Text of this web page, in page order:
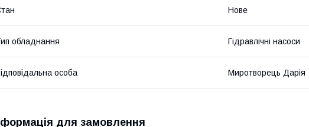
Нове
обладнання Гідравлічні насоси
особа Миротворець Дарія
для замовлення